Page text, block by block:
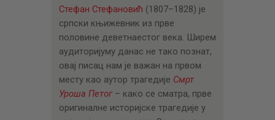
АКТУЕЛНОСТИ
ЦЕНОВНИК
ПИСМО
Стефан Стефановић (1807–1828) је
српски књижевник из прве
половине деветнаестог века. Ширем
аудиторијуму данас не тако познат,
овај писац нам је важан на првом
месту као аутор трагедије Смрт
Уроша Петог– како се сматра, прве
оригиналне историјске трагедије у